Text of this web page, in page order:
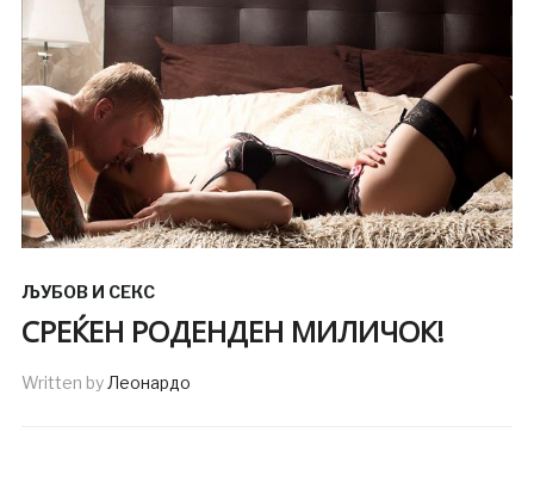
ЉУБОВ И СЕКС
СРЕЌЕН РОДЕНДЕН МИЛИЧОК!
Written byЛеонардо